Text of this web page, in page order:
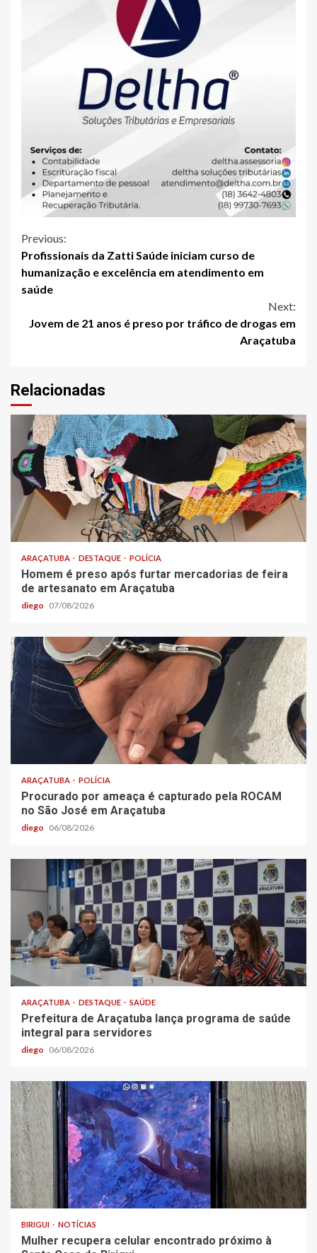
Continue
Reading
Previous:
Profissionais da Zatti Saúde iniciam curso de
humanização e excelência em atendimento em
saúde
Next:
Jovem de 21 anos é preso por tráfico de drogas em
Araçatuba
Relacionadas
ARAÇATUBA DESTAQUE POLÍCIA
Homem é preso após furtar mercadorias de feira
de artesanato em Araçatuba
diego 07/08/2026
ARAÇATUBA POLÍCIA
Procurado por ameaça é capturado pela ROCAM
no São José em Araçatuba
diego 06/08/2026
ARAÇATUBA DESTAQUE SAÚDE
Prefeitura de Araçatuba lança programa de saúde
integral para servidores
diego 06/08/2026
BIRIGUI NOTÍCIAS
Mulher recupera celular encontrado próximo à